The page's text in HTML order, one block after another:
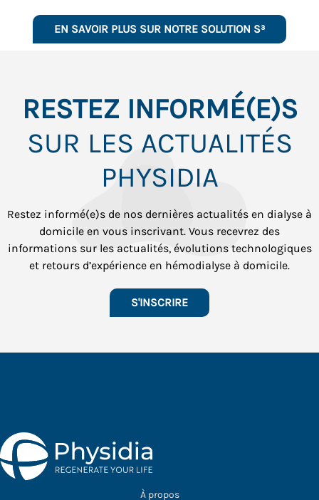
EN SAVOIR PLUS SUR NOTRE SOLUTION S³
RESTEZ INFORMÉ(E)S
SUR LES ACTUALITÉS
PHYSIDIA
Restez informé(e)s de nos dernières actualités en dialyse à
domicile en vous inscrivant. Vous recevrez des
informations sur les actualités, évolutions technologiques
et retours d’expérience en hémodialyse à domicile.
S'INSCRIRE
À propos